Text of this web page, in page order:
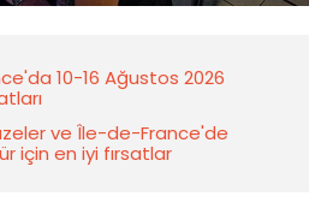
10-16 Ağustos 2026
ve Île-de-France'de
için en iyi fırsatlar